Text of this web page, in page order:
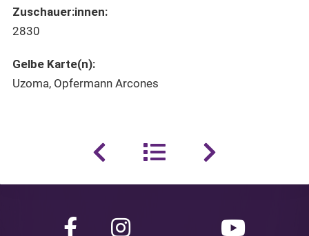
Zuschauer:innen:
2830
Gelbe Karte(n):
Uzoma, Opfermann Arcones